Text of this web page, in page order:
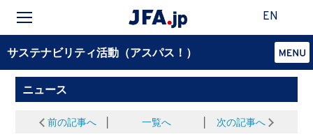
EN
サステナビリティ活動（アスパス！）
ニュース
前の記事へ 一覧へ 次の記事へ